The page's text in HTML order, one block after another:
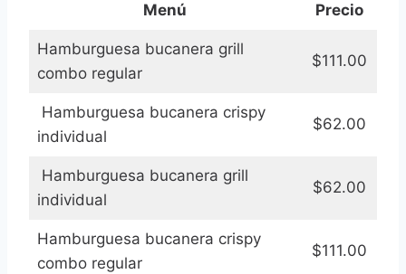
Menú Precio
Hamburguesa bucanera grill
combo regular
$111.00
Hamburguesa bucanera crispy
individual
$62.00
Hamburguesa bucanera grill
individual
$62.00
Hamburguesa bucanera crispy
combo regular
$111.00